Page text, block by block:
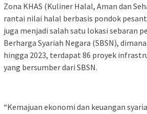
Zona KHAS (Kuliner Halal, Aman dan
rantai nilai halal berbasis pondok
juga menjadi salah satu lokasi sebaran
Berharga Syariah Negara (SBSN),
hingga 2023, terdapat 86 proyek
yang bersumber dari SBSN.
“Kemajuan ekonomi dan keuangan